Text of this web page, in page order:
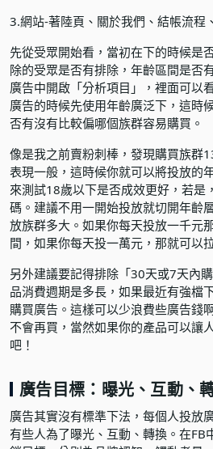
3.網站-著陸頁、關於我們、結帳流程
先從受眾開始看，當初在下的時候是
除的受眾是否有排除，年齡區間是否
廣告中開啟「分析項目」，裡面可以
廣告的時候先使用年齡廣泛下，這時
否有沒有比較偏哪個族群容易購買。
像是我之前賣粉刺棒，發現購買族群
表現一般，這時候你就可以將投放的
來測試18歲以下是否成效更好，若是
碼。建議不用一開始投放就切開年齡
放族群多大。如果你每天投放一千元
間，如果你每天投一萬元，那就可以
另外建議要記得排除「30天或7天內
品消費週期是多長，如果最近有強檔
購買廣告。這樣可以少浪費些廣告錢
不會再買，當然如果你的產品可以讓
吧！
廣告目標：曝光、互動、
廣告其實沒有標準下法，每個人投放
有些人為了曝光、互動、轉換。在FB